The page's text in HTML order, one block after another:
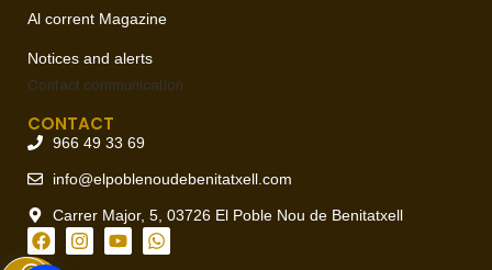
Al corrent Magazine
Notices and alerts
Contact communication
CONTACT
966 49 33 69
info@elpoblenoudebenitatxell.com
Carrer Major, 5, 03726 El Poble Nou de Benitatxell